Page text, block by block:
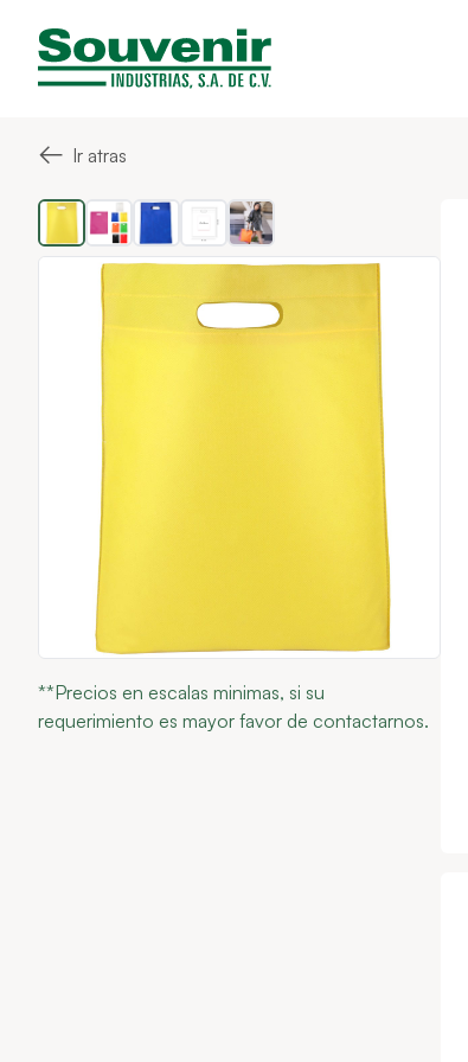
← Ir atras
**Precios en escalas minimas, si su
requerimiento es mayor favor de contactarnos.